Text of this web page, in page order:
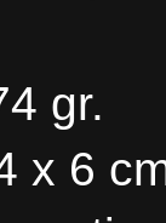
gr.
x 6